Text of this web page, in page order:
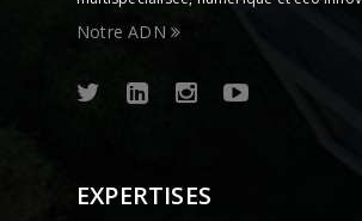
Notre ADN
EXPERTISES